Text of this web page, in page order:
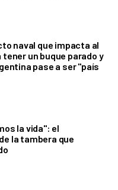
naval que impacta al
un buque parado y
pase a ser "país
la vida": el
la tambera que